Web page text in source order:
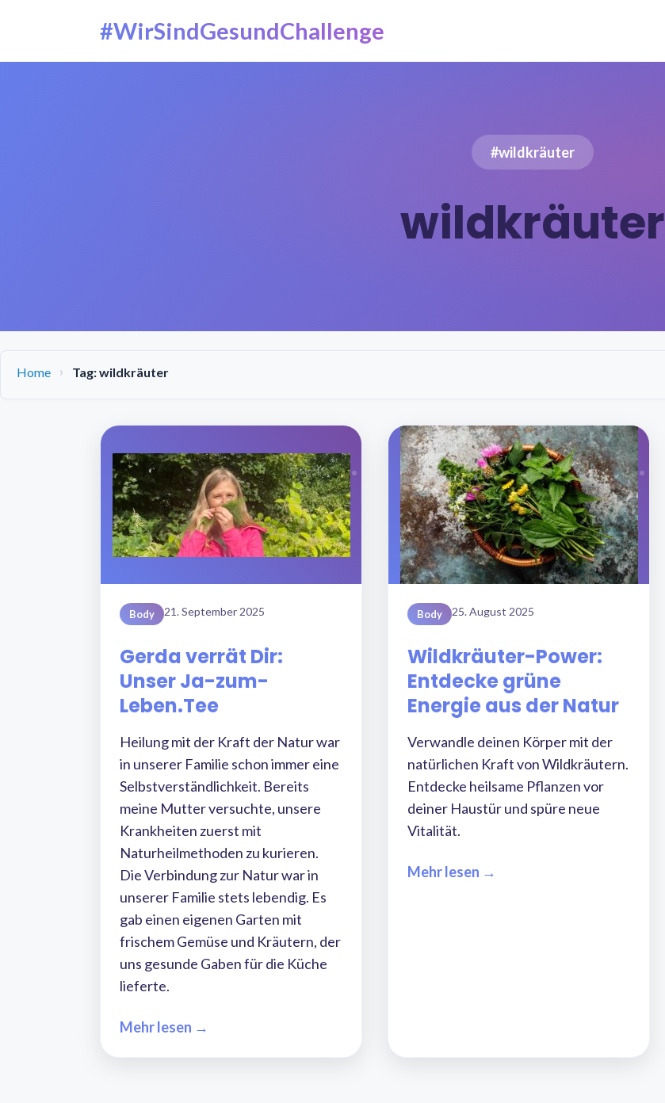
#WirSindGesundChallenge
#wildkräuter
wildkräuter
Home Tag: wildkräuter
Body 21. September 2025
Gerda verrät Dir:
Unser Ja-zum-
Leben.Tee
Heilung mit der Kraft der Natur war
in unserer Familie schon immer eine
Selbstverständlichkeit. Bereits
meine Mutter versuchte, unsere
Krankheiten zuerst mit
Naturheilmethoden zu kurieren.
Die Verbindung zur Natur war in
unserer Familie stets lebendig. Es
gab einen eigenen Garten mit
frischem Gemüse und Kräutern, der
uns gesunde Gaben für die Küche
lieferte.
Mehr lesen →
Body 25. August 2025
Wildkräuter-Power:
Entdecke grüne
Energie aus der Natur
Verwandle deinen Körper mit der
natürlichen Kraft von Wildkräutern.
Entdecke heilsame Pflanzen vor
deiner Haustür und spüre neue
Vitalität.
Mehr lesen →